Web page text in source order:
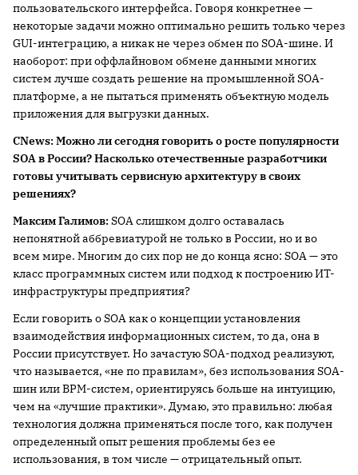
пользовательского интерфейса. Говоря конкретнее —
некоторые задачи можно оптимально решить только через
GUI-интеграцию, а никак не через обмен по SOA-шине. И
наоборот: при оффлайновом обмене данными многих
систем лучше создать решение на промышленной SOA-
платформе, а не пытаться применять объектную модель
приложения для выгрузки данных.
CNews: Можно ли сегодня говорить о росте популярности
SOAв России? Насколько отечественные разработчики
готовы учитывать сервисную архитектуру в своих
решениях?
Максим Галимов:SOA слишком долго оставалась
непонятной аббревиатурой не только в России, но и во
всем мире. Многим до сих пор не до конца ясно: SOA — это
класс программных систем или подход к построению ИТ-
инфраструктуры предприятия?
Если говорить о SOA как о концепции установления
взаимодействия информационных систем, то да, она в
России присутствует. Но зачастую SOA-подход реализуют,
что называется, «не по правилам», без использования SOA-
шин или BPM-систем, ориентируясь больше на интуицию,
чем на «лучшие практики». Думаю, это правильно: любая
технология должна применяться после того, как получен
определенный опыт решения проблемы без ее
использования, в том числе — отрицательный опыт.